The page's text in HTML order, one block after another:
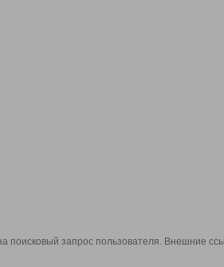
запрос пользователя. Внешние